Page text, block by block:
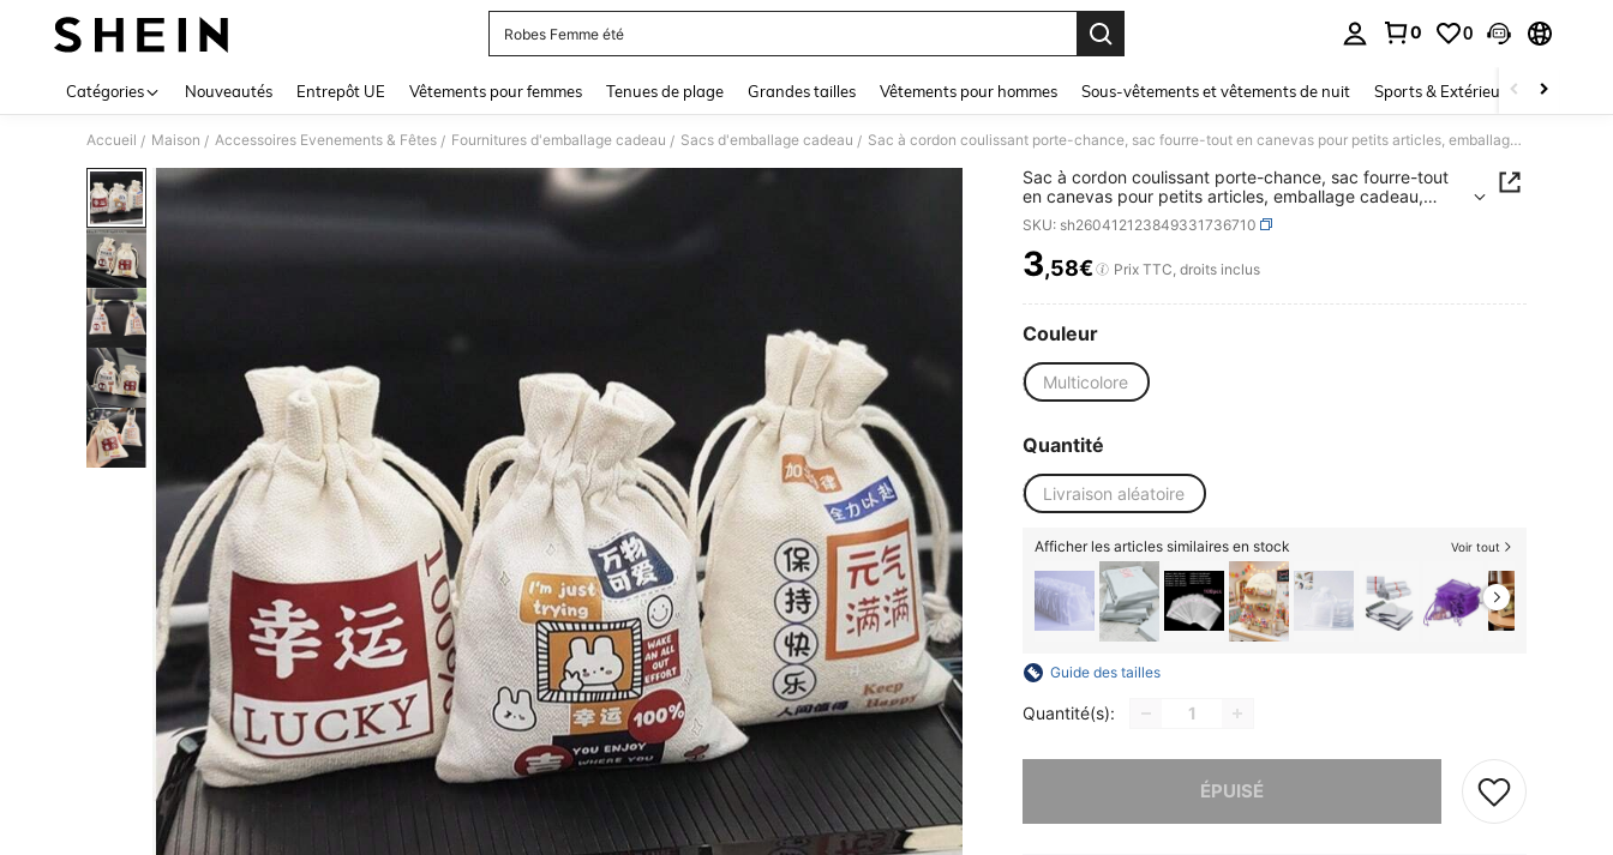
Robes Femme été
0 0
Catégories Nouveautés Entrepôt UE Vêtements pour femmes Tenues de plage Grandes tailles Vêtements pour hommes Sous-vêtements et vêtements de nuit Sports & Extérieur Enfants
Accueil / Maison / Accessoires Evenements & Fêtes / Fournitures d'emballage cadeau / Sacs d'emballage cadeau / Sac à cordon coulissant porte-chance, sac fourre-tout en canevas pour petits articles, emballage cadeau, rangement divers
Sac à cordon coulissant porte-chance, sac fourre-tout
en canevas pour petits articles, emballage cadeau,
rangement divers
SKU: sh260412123849331736710
PRICE AND AVAILABILITY
3,58€ Prix TTC, droits inclus
Couleur
Multicolore
Quantité
Livraison aléatoire
Afficher les articles similaires en stock Voir tout
Guide des tailles
Quantité(s):
ÉPUISÉ
Désolés, ce produit est épuisé.